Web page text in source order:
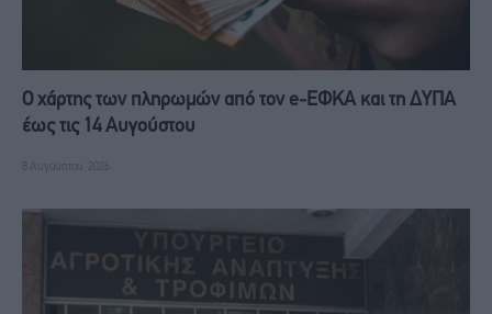
Ο χάρτης των πληρωμών από τον e-ΕΦΚΑ και τη ΔΥΠΑ
έως τις 14 Αυγούστου
8 Αυγούστου, 2026